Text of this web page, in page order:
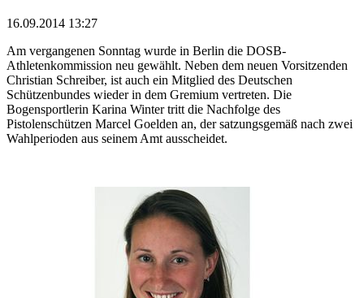
16.09.2014 13:27
Am vergangenen Sonntag wurde in Berlin die DOSB-
Athletenkommission neu gewählt. Neben dem neuen Vorsitzenden
Christian Schreiber, ist auch ein Mitglied des Deutschen
Schützenbundes wieder in dem Gremium vertreten. Die
Bogensportlerin Karina Winter tritt die Nachfolge des
Pistolenschützen Marcel Goelden an, der satzungsgemäß nach zwei
Wahlperioden aus seinem Amt ausscheidet.